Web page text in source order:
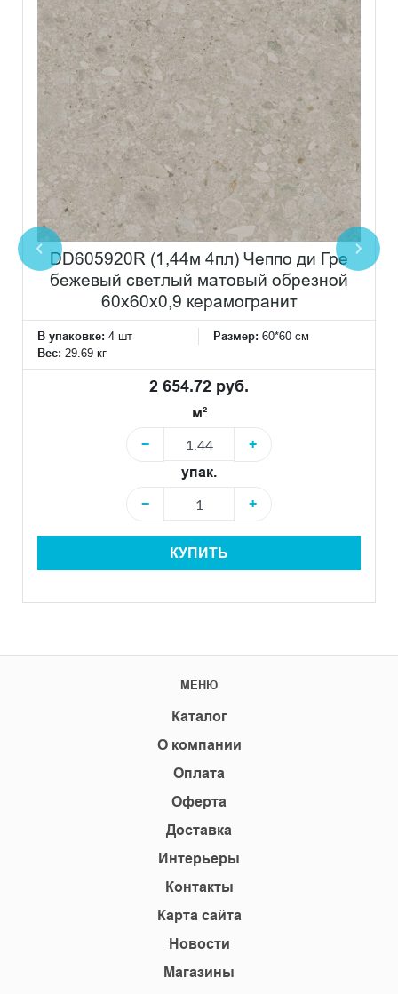
DD605920R (1,44м 4пл) Чеппо ди Гре
бежевый светлый матовый обрезной
60x60x0,9 керамогранит
В упаковке: 4 шт Размер: 60*60 см
Вес: 29.69 кг
2 654.72 руб.
м²
−
+
упак.
−
+
КУПИТЬ
МЕНЮ
Каталог
О компании
Оплата
Оферта
Доставка
Интерьеры
Контакты
Карта сайта
Новости
Магазины